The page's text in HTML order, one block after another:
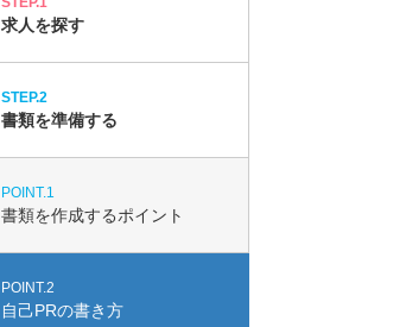
求人を探す
STEP.2
書類を準備する
POINT.1
書類を作成するポイント
POINT.2
自己PRの書き方